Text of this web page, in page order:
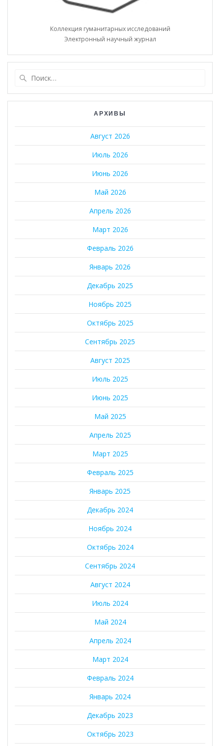
Коллекция гуманитарных исследований
Электронный научный журнал
АРХИВЫ
Август 2026
Июль 2026
Июнь 2026
Май 2026
Апрель 2026
Март 2026
Февраль 2026
Январь 2026
Декабрь 2025
Ноябрь 2025
Октябрь 2025
Сентябрь 2025
Август 2025
Июль 2025
Июнь 2025
Май 2025
Апрель 2025
Март 2025
Февраль 2025
Январь 2025
Декабрь 2024
Ноябрь 2024
Октябрь 2024
Сентябрь 2024
Август 2024
Июль 2024
Май 2024
Апрель 2024
Март 2024
Февраль 2024
Январь 2024
Декабрь 2023
Октябрь 2023